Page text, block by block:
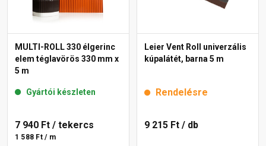
MULTI-ROLL 330 élgerinc
elem téglavörös 330 mm x
5 m
Gyártói készleten
7 940 Ft / tekercs
1 588 Ft / m
Leier Vent Roll univerzális
kúpalátét, barna 5 m
Rendelésre
9 215 Ft / db